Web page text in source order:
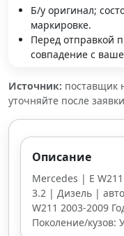
Б/у оригинал;
маркировке.
Перед отправкой
совпадение с
Источник: поставщик
уточняйте после заявки
Описание
Mercedes | E
3.2 | Дизель |
W211 2003-2009
Поколение/кузов: